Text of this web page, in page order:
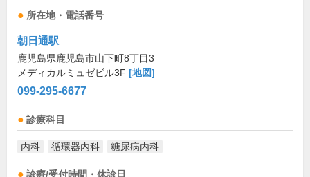
所在地・電話番号
朝日通駅
鹿児島県鹿児島市山下町8丁目3
メディカルミュゼビル3F [地図]
099-295-6677
診療科目
内科 循環器内科 糖尿病内科
診療/受付時間・休診日